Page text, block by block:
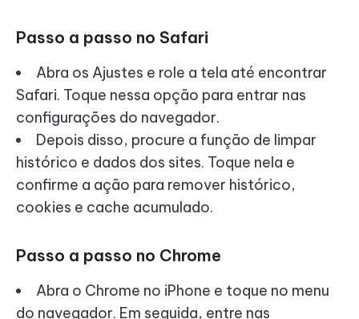
Passo a passo no Safari
Abra os Ajustes e role a tela até encontrar
Safari. Toque nessa opção para entrar nas
configurações do navegador.
Depois disso, procure a função de limpar
histórico e dados dos sites. Toque nela e
confirme a ação para remover histórico,
cookies e cache acumulado.
Passo a passo no Chrome
Abra o Chrome no iPhone e toque no menu
do navegador. Em seguida, entre nas